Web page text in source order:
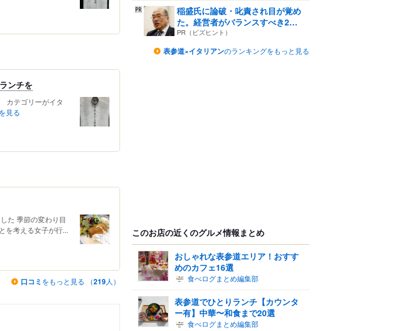
ンチを
カテゴリーがイタ
見る
た 季節の変わり目
を考える女子が行...
口コミ をもっと見る （219人）
稲盛氏に論破・叱責され目が覚め
た。経営者がバランスすべき2
つ...
PR（ビズヒント）
表参道×イタリアンのランキングをもっと見る
このお店の近くのグルメ情報まとめ
おしゃれな表参道エリア！おすす
めのカフェ16選
食べログまとめ編集部
表参道でひとりランチ【カウンタ
ー有】中華〜和食まで20選
食べログまとめ編集部